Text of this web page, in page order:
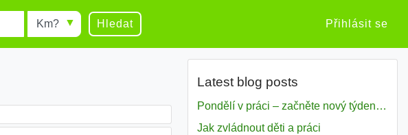
Radius Hledat Přihlásit se
Latest blog posts
Pondělí v práci – začněte nový týden s motivací
Jak zvládnout děti a práci